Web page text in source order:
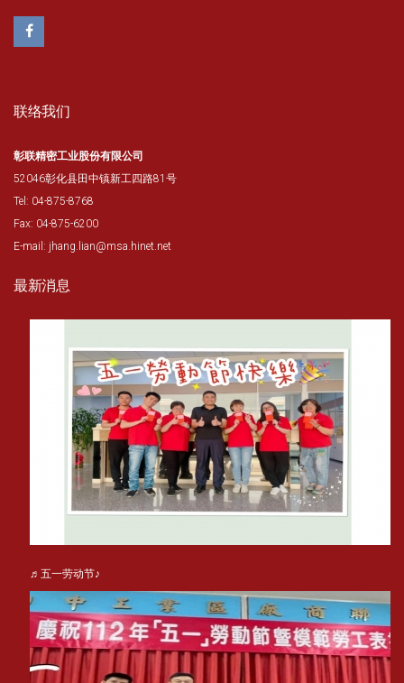
联络我们
彰联精密工业股份有限公司
52046彰化县田中镇新工四路81号
Tel: 04-875-8768
Fax: 04-875-6200
E-mail: jhang.lian@msa.hinet.net
最新消息
♬五一劳动节♪